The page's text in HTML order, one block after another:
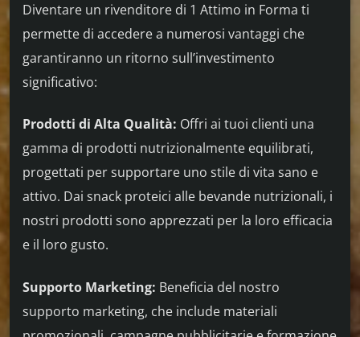
Diventare un rivenditore di 1 Attimo in Forma ti
permette di accedere a numerosi vantaggi che
garantiranno un ritorno sull’investimento
significativo:
Prodotti di Alta Qualità: Offri ai tuoi clienti una
gamma di prodotti nutrizionalmente equilibrati,
progettati per supportare uno stile di vita sano e
attivo. Dai snack proteici alle bevande nutrizionali, i
nostri prodotti sono apprezzati per la loro efficacia
e il loro gusto.
Supporto Marketing: Beneficia del nostro
supporto marketing, che include materiali